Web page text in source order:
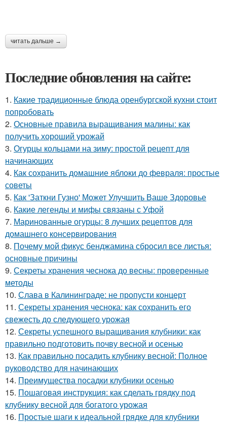
читать дальше →
Последние обновления на сайте:
1. Какие традиционные блюда оренбургской кухни стоит
попробовать
2. Основные правила выращивания малины: как
получить хороший урожай
3. Огурцы кольцами на зиму: простой рецепт для
начинающих
4. Как сохранить домашние яблоки до февраля: простые
советы
5. Как 'Заткни Гузно' Может Улучшить Ваше Здоровье
6. Какие легенды и мифы связаны с Уфой
7. Маринованные огурцы: 8 лучших рецептов для
домашнего консервирования
8. Почему мой фикус бенджамина сбросил все листья:
основные причины
9. Секреты хранения чеснока до весны: проверенные
методы
10. Слава в Калининграде: не пропусти концерт
11. Секреты хранения чеснока: как сохранить его
свежесть до следующего урожая
12. Секреты успешного выращивания клубники: как
правильно подготовить почву весной и осенью
13. Как правильно посадить клубнику весной: Полное
руководство для начинающих
14. Преимущества посадки клубники осенью
15. Пошаговая инструкция: как сделать грядку под
клубнику весной для богатого урожая
16. Простые шаги к идеальной грядке для клубники